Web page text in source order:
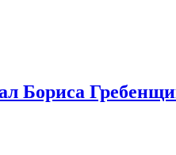
Бориса